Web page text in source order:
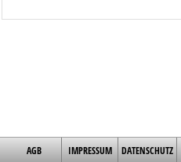
AGB IMPRESSUM DATENSCHUTZ